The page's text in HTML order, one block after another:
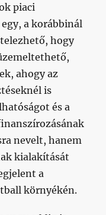
piaci
a korábbinál
hogy
ahogy az
is
és a
nevelt, hanem
kialakítását
a
környékén.